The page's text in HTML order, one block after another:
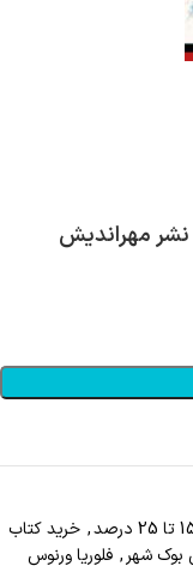
نشر مهراندیش
, خرید کتاب
بوک شهر, فلوریا ورنوس